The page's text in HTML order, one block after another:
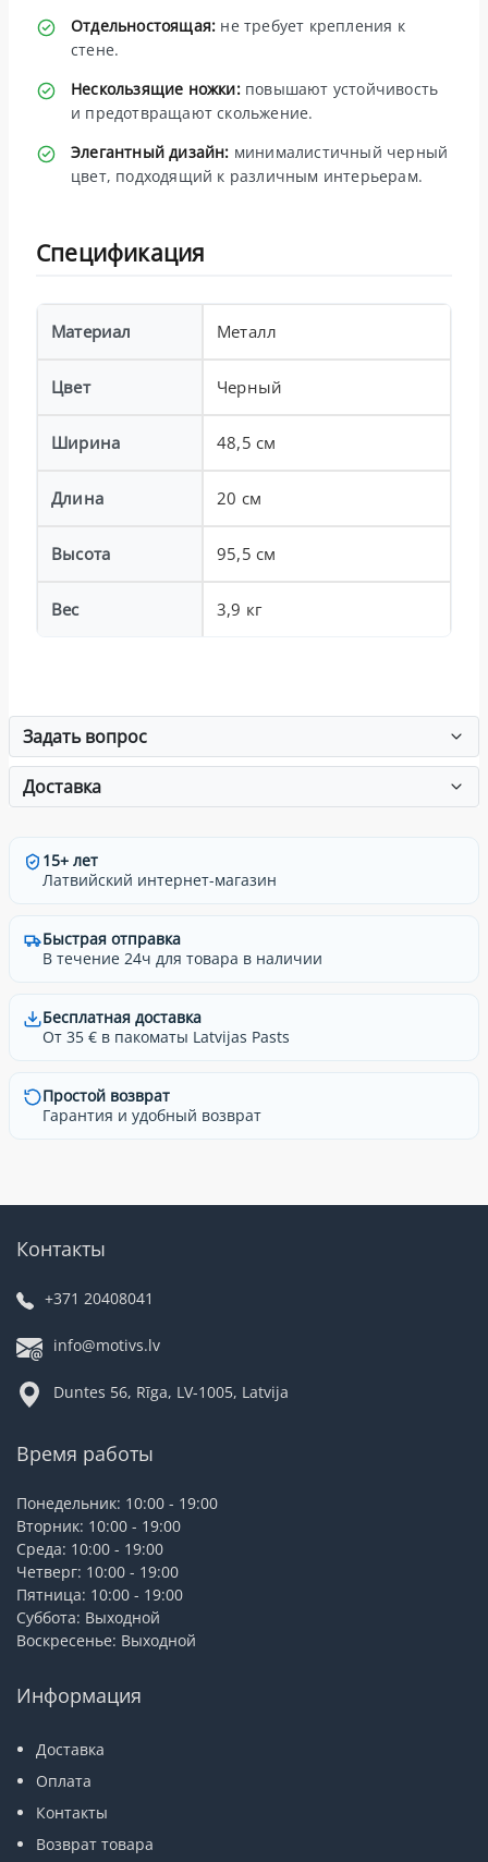
Отдельностоящая: не требует крепления к
стене.
Нескользящие ножки:повышают устойчивость
и предотвращают скольжение.
Элегантный дизайн: минималистичный черный
цвет, подходящий к различным интерьерам.
Спецификация
Материал Металл
Цвет Черный
Ширина 48,5 см
Длина 20 см
Высота 95,5 см
Вес 3,9 кг
Задать вопрос
Доставка
15+ лет
Латвийский интернет-магазин
Быстрая отправка
В течение 24ч для товара в наличии
Бесплатная доставка
От 35 € в пакоматы Latvijas Pasts
Простой возврат
Гарантия и удобный возврат
Контакты
+371 20408041
info@motivs.lv
Duntes 56, Rīga, LV-1005, Latvija
Время работы
Понедельник: 10:00 - 19:00
Вторник: 10:00 - 19:00
Среда: 10:00 - 19:00
Четверг: 10:00 - 19:00
Пятница: 10:00 - 19:00
Суббота: Выходной
Воскресенье: Выходной
Информация
Доставка
Оплата
Контакты
Возврат товара